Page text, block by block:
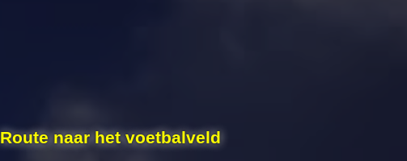
Route naar het voetbalveld